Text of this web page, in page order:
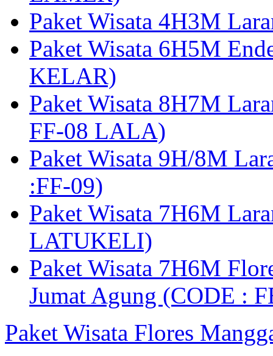
Paket Wisata 4H3M
Paket Wisata 6H5M
KELAR)
Paket Wisata 8H7M
FF-08 LALA)
Paket Wisata 9H/8M
:FF-09)
Paket Wisata 7H6M
LATUKELI)
Paket Wisata 7H6M
Jumat Agung (CODE :
Paket Wisata Flores